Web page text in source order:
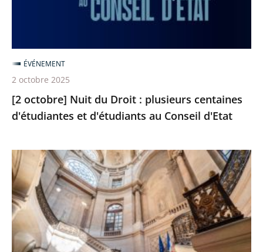
et
d'étudiants
au
Conseil
[2 octobre] Nuit du Droit : plusieurs centaines
d'étudiantes et d'étudiants au Conseil d'Etat
ÉVÉNEMENT
2 octobre 2025
Journées
européennes
du
patrimoine
:
les